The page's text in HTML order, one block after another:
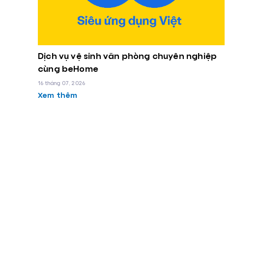
Dịch vụ vệ sinh văn phòng chuyên nghiệp
cùng beHome
16 tháng 07, 2026
Xem thêm